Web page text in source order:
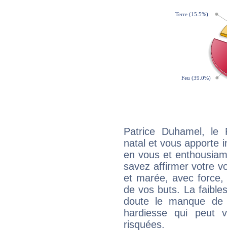
Patrice Duhamel, le
natal et vous apporte
en vous et
savez affirmer votre
et marée, avec
de vos buts. La
doute le manque
hardiesse qui peut
risquées.